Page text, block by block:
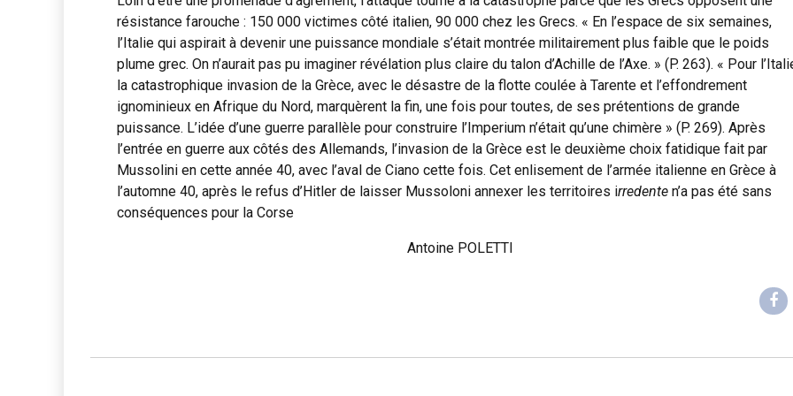
résistance farouche : 150 000 victimes côté italien, 90 000 chez les Grecs. « En l’espace de six semaines,
l’Italie qui aspirait à devenir une puissance mondiale s’était montrée militairement plus faible que le poids
plume grec. On n’aurait pas pu imaginer révélation plus claire du talon d’Achille de l’Axe. » (P. 263). « Pour
la catastrophique invasion de la Grèce, avec le désastre de la flotte coulée à Tarente et l’effondrement
ignominieux en Afrique du Nord, marquèrent la fin, une fois pour toutes, de ses prétentions de grande
puissance. L’idée d’une guerre parallèle pour construire l’Imperium n’était qu’une chimère » (P. 269). Après
l’entrée en guerre aux côtés des Allemands, l’invasion de la Grèce est le deuxième choix fatidique fait par
Mussolini en cette année 40, avec l’aval de Ciano cette fois. Cet enlisement de l’armée italienne en Grèce à
l’automne 40, après le refus d’Hitler de laisser Mussoloni annexer les territoires irredente n’a pas été sans
conséquences pour la Corse
Antoine POLETTI